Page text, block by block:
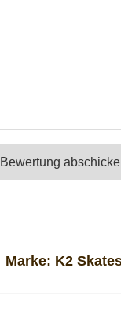
Marke: K2
Bewertung